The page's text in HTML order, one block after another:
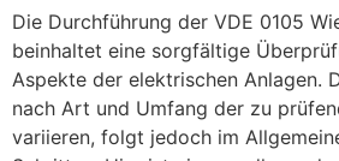
Die Durchführung der VDE 0105
beinhaltet eine sorgfältige
Aspekte der elektrischen Anlagen.
nach Art und Umfang der zu
variieren, folgt jedoch im